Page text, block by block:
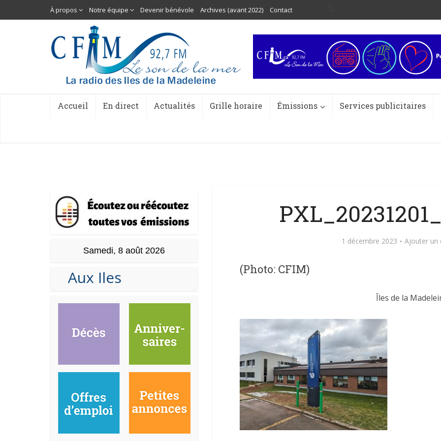
À propos Notre équipe Devenir bénévole Archives (avant 2022) Contact
Accueil En direct Actualités Grille horaire Émissions Services publicitaires
Samedi, 8 août 2026
Aux Iles
1 décembre 2023 Ajouter un
(Photo: CFIM)
Îles de la